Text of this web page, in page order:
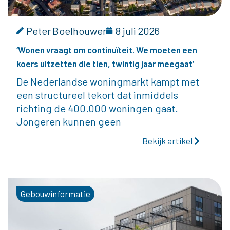
Peter Boelhouwer 8 juli 2026
‘Wonen vraagt om continuïteit. We moeten een
koers uitzetten die tien, twintig jaar meegaat’
De Nederlandse woningmarkt kampt met
een structureel tekort dat inmiddels
richting de 400.000 woningen gaat.
Jongeren kunnen geen
Bekijk artikel
Gebouwinformatie